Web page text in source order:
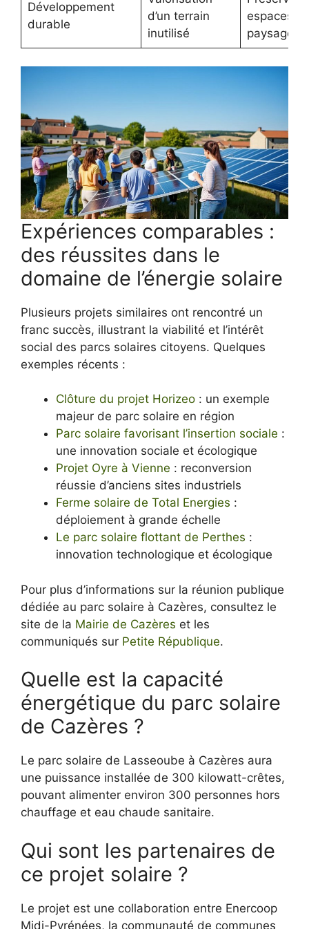
Développement
durable
d’un terrain
inutilisé
espaces
paysage
Expériences comparables :
des réussites dans le
domaine de l’énergie solaire
Plusieurs projets similaires ont rencontré un
franc succès, illustrant la viabilité et l’intérêt
social des parcs solaires citoyens. Quelques
exemples récents :
Clôture du projet Horizeo : un exemple
majeur de parc solaire en région
Parc solaire favorisant l’insertion sociale :
une innovation sociale et écologique
Projet Oyre à Vienne : reconversion
réussie d’anciens sites industriels
Ferme solaire de Total Energies :
déploiement à grande échelle
Le parc solaire flottant de Perthes :
innovation technologique et écologique
Pour plus d’informations sur la réunion publique
dédiée au parc solaire à Cazères, consultez le
site de la Mairie de Cazères et les
communiqués sur Petite République.
Quelle est la capacité
énergétique du parc solaire
de Cazères ?
Le parc solaire de Lasseoube à Cazères aura
une puissance installée de 300 kilowatt-crêtes,
pouvant alimenter environ 300 personnes hors
chauffage et eau chaude sanitaire.
Qui sont les partenaires de
ce projet solaire ?
Le projet est une collaboration entre Enercoop
Midi-Pyrénées, la communauté de communes